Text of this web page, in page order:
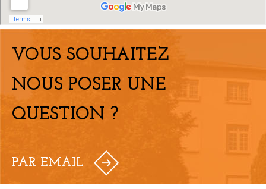
VOUS SOUHAITEZ
NOUS POSER UNE
QUESTION ?
PAR EMAIL